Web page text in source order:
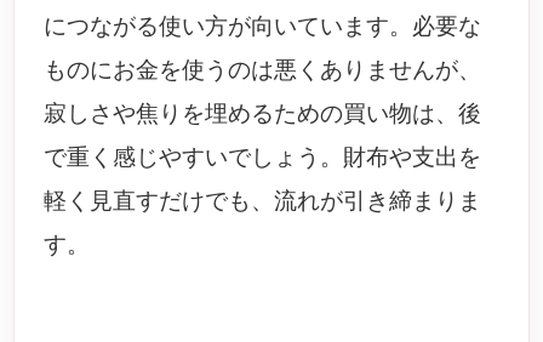
につながる使い方が向いています。必要な
ものにお金を使うのは悪くありませんが、
寂しさや焦りを埋めるための買い物は、後
で重く感じやすいでしょう。財布や支出を
軽く見直すだけでも、流れが引き締まりま
す。